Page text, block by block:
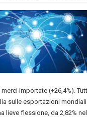
importate (+26,4%).
sulle esportazioni
lieve flessione, da 2,82% nel